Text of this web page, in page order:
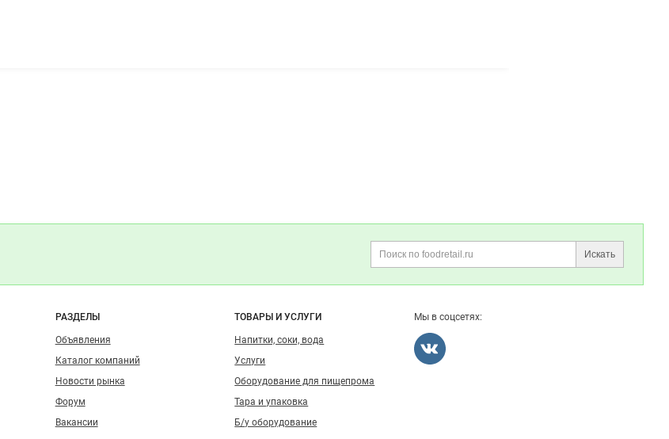
Искать
РАЗДЕЛЫ
Объявления
Каталог компаний
Новости рынка
Форум
Вакансии
ТОВАРЫ И УСЛУГИ
Напитки, соки, вода
Услуги
Оборудование для пищепрома
Тара и упаковка
Б/у оборудование
Мы в соцсетях: